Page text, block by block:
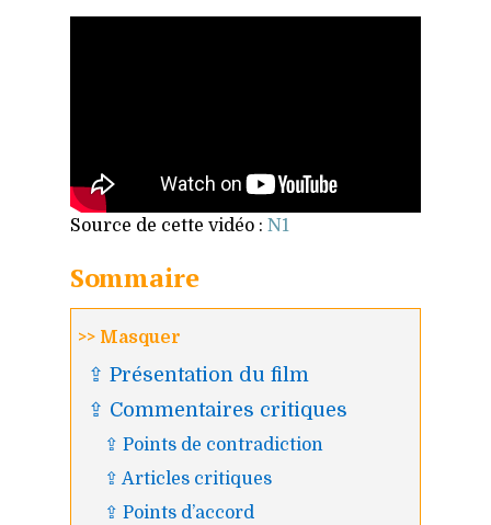
Source de cette vidéo : N1
Sommaire
>> Masquer
⇪ Présentation du film
⇪ Commentaires critiques
⇪ Points de contradiction
⇪ Articles critiques
⇪ Points d’accord